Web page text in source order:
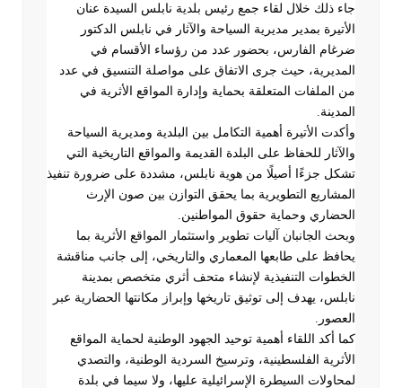
جاء ذلك خلال لقاء جمع رئيس بلدية نابلس السيدة عنان
الأتيرة بمدير مديرية السياحة والآثار في نابلس الدكتور
ضرغام الفارس، بحضور عدد من رؤساء الأقسام في
المديرية، حيث جرى الاتفاق على مواصلة التنسيق في عدد
من الملفات المتعلقة بحماية وإدارة المواقع الأثرية في
المدينة
وأكدت الأتيرة أهمية التكامل بين البلدية ومديرية السياحة
والآثار للحفاظ على البلدة القديمة والمواقع التاريخية التي
تشكل جزءًا أصيلًا من هوية نابلس، مشددة على ضرورة تنفيذ
المشاريع التطويرية بما يحقق التوازن بين صون الإرث
الحضاري وحماية حقوق المواطنين
وبحث الجانبان آليات تطوير واستثمار المواقع الأثرية بما
يحافظ على طابعها المعماري والتاريخي، إلى جانب مناقشة
الخطوات التنفيذية لإنشاء متحف أثري متخصص بمدينة
نابلس، يهدف إلى توثيق تاريخها وإبراز مكانتها الحضارية عبر
العصور
كما أكد اللقاء أهمية توحيد الجهود الوطنية لحماية المواقع
الأثرية الفلسطينية، وترسيخ السردية الوطنية، والتصدي
لمحاولات السيطرة الإسرائيلية عليها، ولا سيما في بلدة